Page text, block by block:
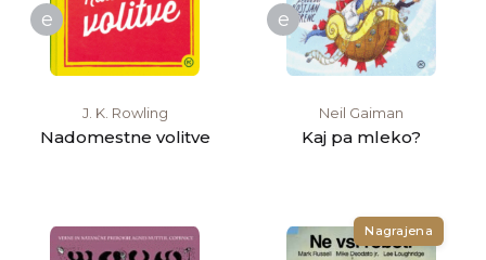
e
J. K. Rowling
Nadomestne volitve
e
Neil Gaiman
Kaj pa mleko?
Nagrajena